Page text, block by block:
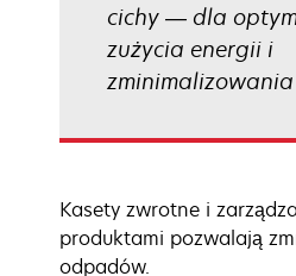
cichy — dla
zużycia energii i
zminimalizowania
Kasety zwrotne i
produktami pozwalają
odpadów.